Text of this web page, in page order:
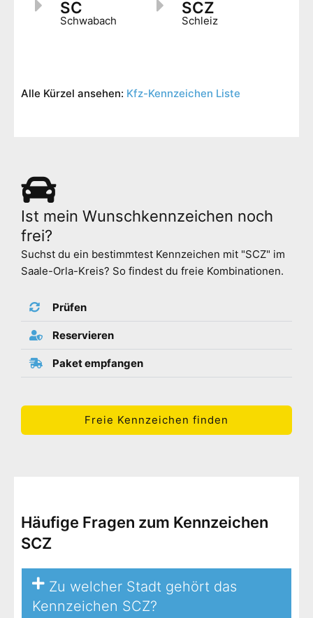
SC
Schwabach
SCZ
Schleiz
Alle Kürzel ansehen: Kfz-Kennzeichen Liste
Ist mein Wunschkennzeichen noch
frei?
Suchst du ein bestimmtest Kennzeichen mit "SCZ" im
Saale-Orla-Kreis? So findest du freie Kombinationen.
Prüfen
Reservieren
Paket empfangen
Freie Kennzeichen finden
Häufige Fragen zum Kennzeichen
SCZ
Zu welcher Stadt gehört das
Kennzeichen SCZ?